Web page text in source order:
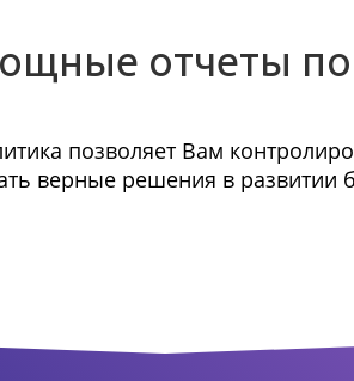
отчеты
позволяет Вам
верные решения в развитии